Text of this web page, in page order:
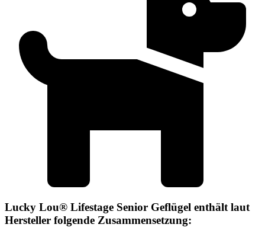
Lucky Lou® Lifestage Senior Geflügel enthält laut
Hersteller folgende Zusammensetzung: